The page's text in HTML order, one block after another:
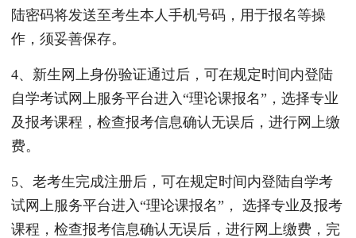
陆密码将发送至考生本人手机号码，用于报名等操
作，须妥善保存。
4、新生网上身份验证通过后，可在规定时间内登陆
自学考试网上服务平台进入“理论课报名”，选择专业
及报考课程，检查报考信息确认无误后，进行网上缴
费。
5、老考生完成注册后，可在规定时间内登陆自学考
试网上服务平台进入“理论课报名”， 选择专业及报考
课程，检查报考信息确认无误后，进行网上缴费，完